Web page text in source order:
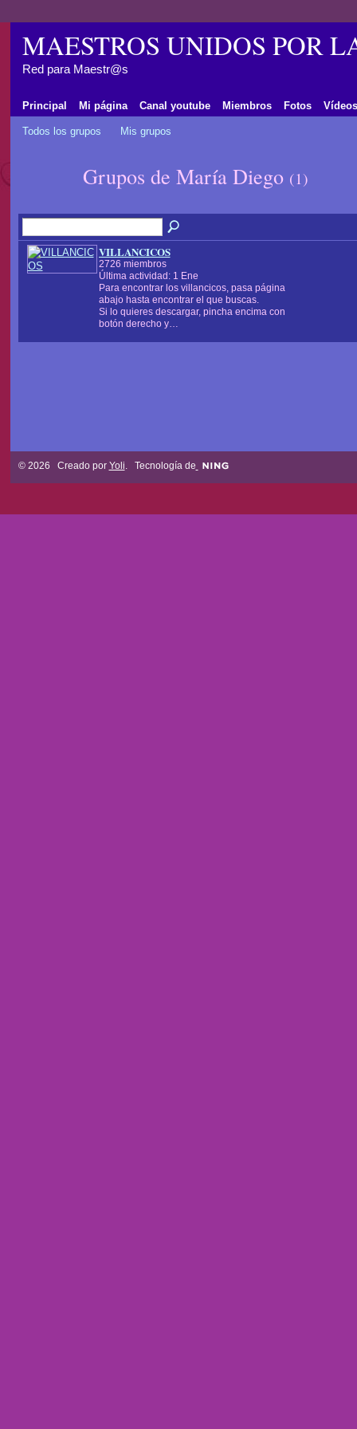
MAESTROS UNIDOS POR
Red para Maestr@s
Principal Mi página Canal youtube Miembros Fotos Vídeos
Todos los grupos Mis grupos
Grupos de María Diego (1)
VILLANCICOS
2726 miembros
Última actividad: 1 Ene
Para encontrar los villancicos, pasa página
abajo hasta encontrar el que buscas.
Si lo quieres descargar, pincha encima con
botón derecho y…
© 2026 Creado por Yoli . Tecnología de